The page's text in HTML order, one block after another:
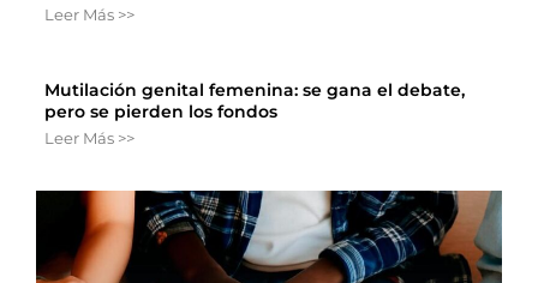
Leer Más >>
Mutilación genital femenina: se gana el debate,
pero se pierden los fondos
Leer Más >>